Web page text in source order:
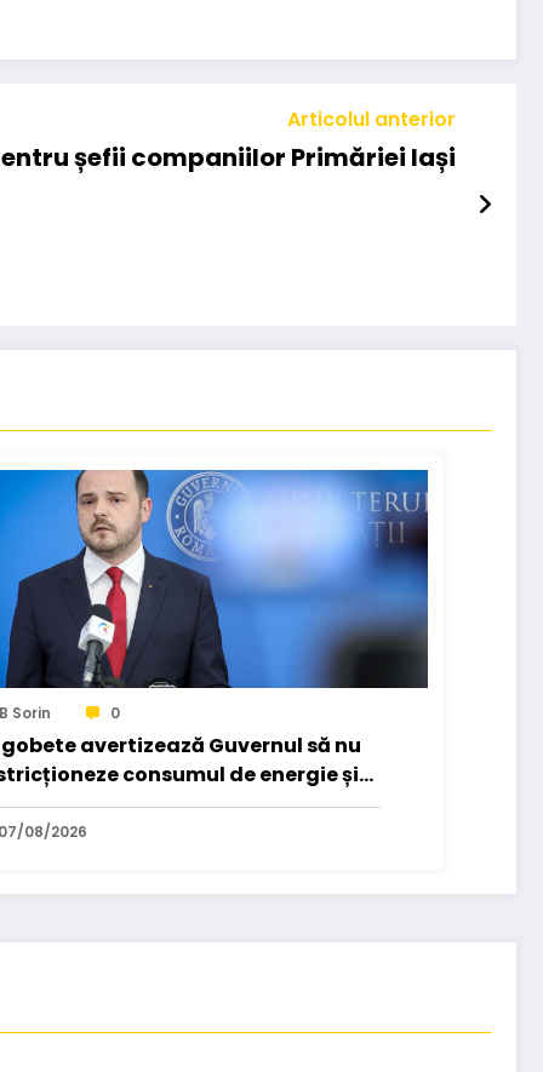
Articolul anterior
șefii companiilor Primăriei Iași
Sorin 0
avertizează Guvernul să nu
consumul de energie și
de medicamente.
08/2026